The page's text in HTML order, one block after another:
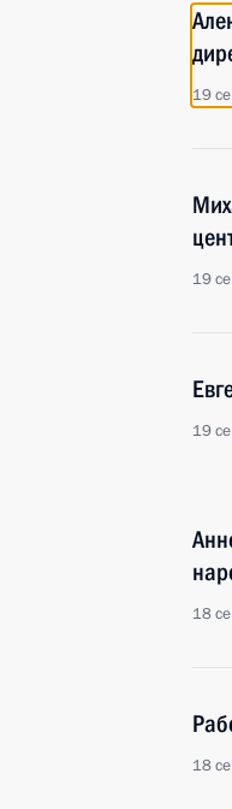
19
19
19
18
18